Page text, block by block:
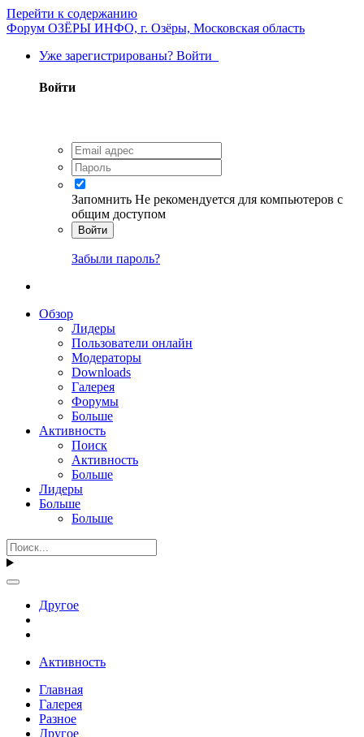
Перейти к содержанию
Форум ОЗЁРЫ ИНФО, г. Озёры, Московская область
Уже зарегистрированы? Войти
Войти
Запомнить Не рекомендуется для компьютеров с
общим доступом
Войти
Забыли пароль?
Обзор
Лидеры
Пользователи онлайн
Модераторы
Downloads
Галерея
Форумы
Больше
Активность
Поиск
Активность
Больше
Лидеры
Больше
Больше
Другое
Активность
Главная
Галерея
Разное
Другое